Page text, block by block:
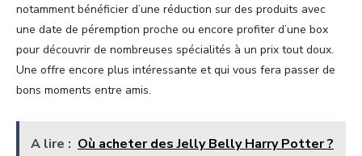
notamment bénéficier d’une réduction sur des produits avec
une date de péremption proche ou encore profiter d’une box
pour découvrir de nombreuses spécialités à un prix tout doux.
Une offre encore plus intéressante et qui vous fera passer de
bons moments entre amis.
A lire : Où acheter des Jelly Belly Harry Potter ?